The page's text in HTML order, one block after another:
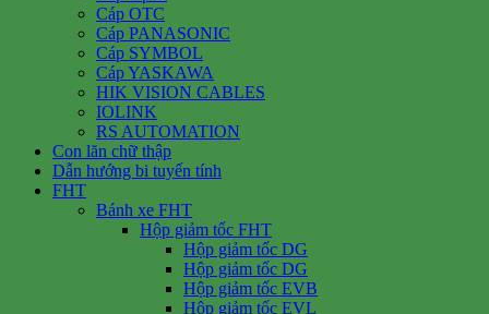
Cáp OTC
Cáp PANASONIC
Cáp SYMBOL
Cáp YASKAWA
HIK VISION CABLES
IOLINK
RS AUTOMATION
Con lăn chữ thập
Dẫn hướng bi tuyến tính
FHT
Bánh xe FHT
Hộp giảm tốc FHT
Hộp giảm tốc DG
Hộp giảm tốc DG
Hộp giảm tốc EVB
Hộp giảm tốc EVL